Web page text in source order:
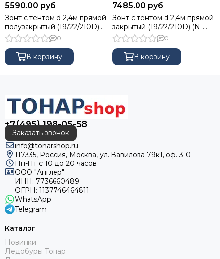
Гермомешки
Инструмент походный
Душ походный
Вещмешки
Товары первой помощи
Зонты рыболовные
5590.00 руб
Зонт с тентом d 2,4м прямой
полузакрытый (19/22/210D)
(N-240-TP) NISUS
0
В корзину
7485.00 руб
Зонт с тентом d 2,4м прямой
закрытый (19/22/210D) (N-
240-TZ) NISUS 0
В корзину
+7(495) 198-05-58
Заказать звонок
info@tonarshop.ru
117335, Россия, Москва, ул. Вавилова 79к1, оф. 3-0
Пн-Пт с 10 до 20 часов
ООО "Англер"
ИНН: 7736660489
ОГРН: 1137746464811
WhatsApp
Telegram
Каталог
Новинки
Ледобуры Тонар